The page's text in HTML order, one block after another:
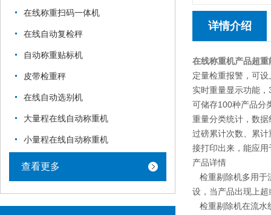
在线称重扫码一体机
在线自动复检秤
自动称重贴标机
皮带检重秤
在线自动选别机
大量程在线自动称重机
小量程在线自动称重机
查看更多
详情介绍
在线称重机产品超重
定量检重报警，可
实时重量显示功能
可储存100种产品分
重量分类统计，数据
过磅累计次数、累
接打印出来，能应
产品详情
检重剔除机多用于
设，当产品出现上
检重剔除机在流水